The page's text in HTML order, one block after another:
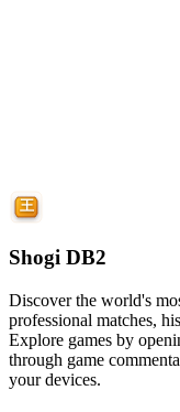
Shogi DB2
Discover the world's
professional matches,
Explore games by
through game
your devices.